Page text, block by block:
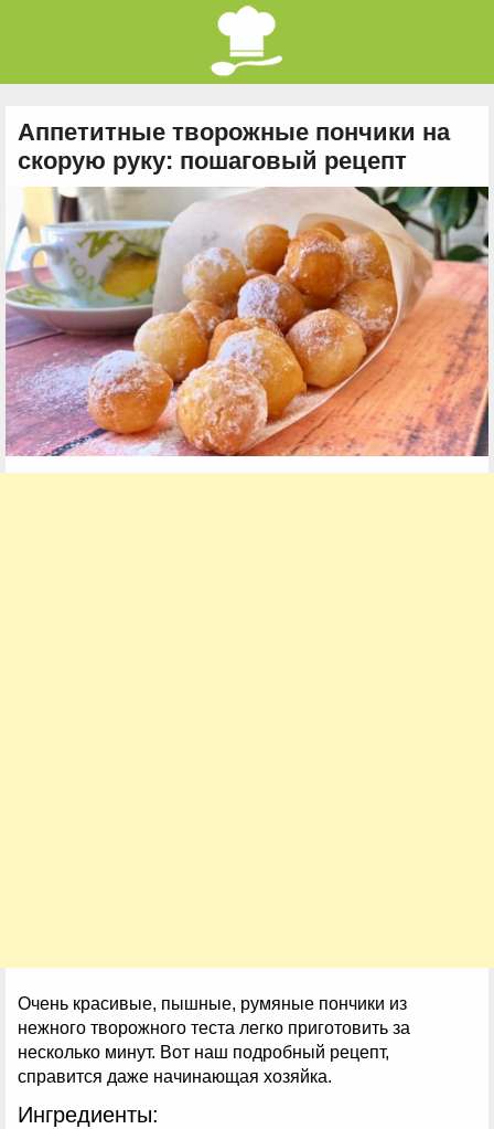
Аппетитные творожные пончики на
скорую руку: пошаговый рецепт
Очень красивые, пышные, румяные пончики из
нежного творожного теста легко приготовить за
несколько минут. Вот наш подробный рецепт,
справится даже начинающая хозяйка.
Ингредиенты: